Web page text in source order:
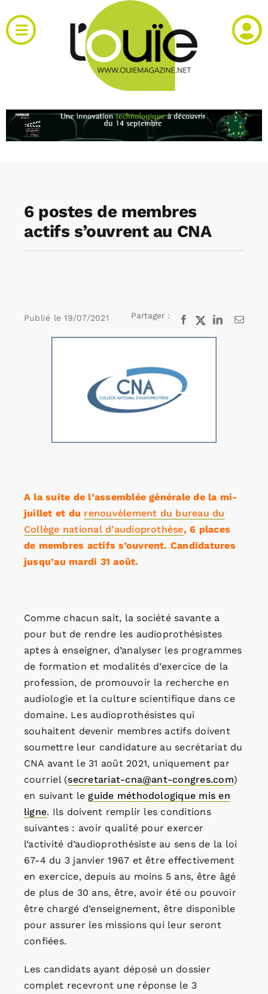
au
contenu
Toggle
Navigation
RH et emploi
Agenda
6 postes de membres
actifs s’ouvrent au CNA
Publié le 19/07/2021 Partager : Facebook
X LinkedInEmail
A la suite de l’assemblée générale de la mi-
juillet et du renouvèlement du bureau du
Collège national d’audioprothèse, 6 places
de membres actifs s’ouvrent. Candidatures
jusqu’au mardi 31 août.
Comme chacun sait, la société savante a
pour but de rendre les audioprothésistes
aptes à enseigner, d’analyser les programmes
de formation et modalités d’exercice de la
profession, de promouvoir la recherche en
audiologie et la culture scientifique dans ce
domaine. Les audioprothésistes qui
souhaitent devenir membres actifs doivent
soumettre leur candidature au secrétariat du
CNA avant le 31 août 2021, uniquement par
courriel (secretariat-cna@ant-congres.com)
en suivant le guide méthodologique mis en
ligne. Ils doivent remplir les conditions
suivantes : avoir qualité pour exercer
l’activité d’audioprothésiste au sens de la loi
67-4 du 3 janvier 1967 et être effectivement
en exercice, depuis au moins 5 ans, être âgé
de plus de 30 ans, être, avoir été ou pouvoir
être chargé d’enseignement, être disponible
pour assurer les missions qui leur seront
confiées.
Les candidats ayant déposé un dossier
complet recevront une réponse le 3